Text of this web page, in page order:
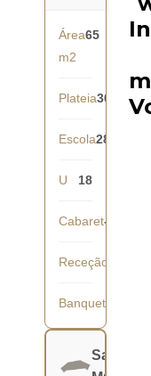
Área
m2
65
Plateia30
Escola28
U 18
Cabaret-
Receção
Banquete
Salão